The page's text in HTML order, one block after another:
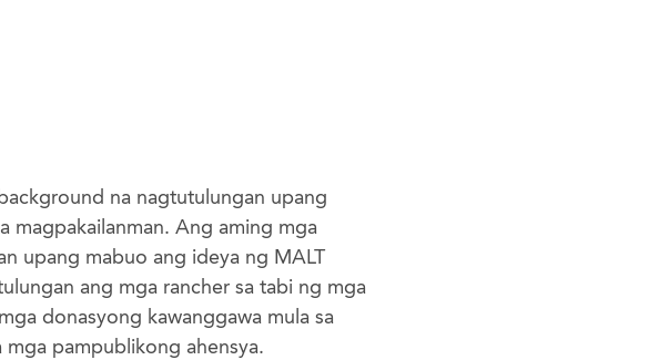
na nagtutulungan upang
magpakailanman. Ang aming mga
upang mabuo ang ideya ng MALT
ang mga rancher sa tabi ng mga
donasyong kawanggawa mula sa
pampublikong ahensya.